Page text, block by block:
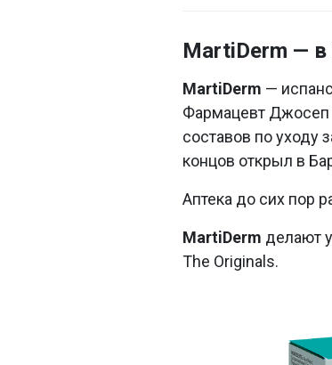
MartiDerm — в
MartiDerm —
Фармацевт Джосеп
составов по уходу
концов открыл в
Аптека до сих пор
MartiDerm делают
The Originals.